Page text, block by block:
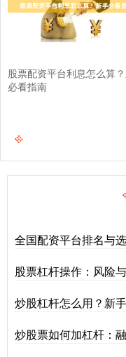
股票配资平台利息怎么算
必看指南
全国配资平台排名与
股票杠杆操作：风险
炒股杠杆怎么用？新
炒股票如何加杠杆：